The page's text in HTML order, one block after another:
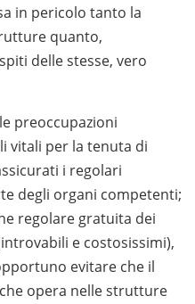
in pericolo tanto la
quanto,
delle stesse, vero
preoccupazioni
vitali per la tenuta di
i regolari
degli organi competenti;
regolare gratuita dei
e costosissimi),
evitare che il
opera nelle strutture